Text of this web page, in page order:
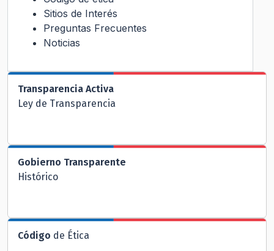
Sitios de Interés
Preguntas Frecuentes
Noticias
Transparencia Activa
Ley de Transparencia
Gobierno Transparente
Histórico
Código de Ética